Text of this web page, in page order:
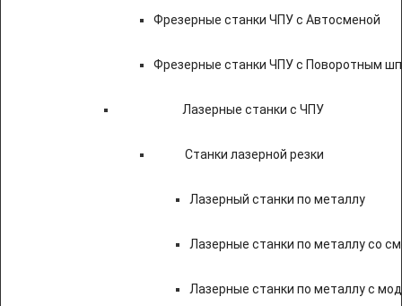
Фрезерные станки ЧПУ с Автосменой
Фрезерные станки ЧПУ с Поворотным
Лазерные станки с ЧПУ
Станки лазерной резки
Лазерный станки по металлу
Лазерные станки по металлу со
Лазерные станки по металлу с